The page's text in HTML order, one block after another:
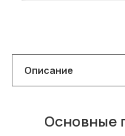
Основные
Процессор
Тип гаджета
Перед сдачей